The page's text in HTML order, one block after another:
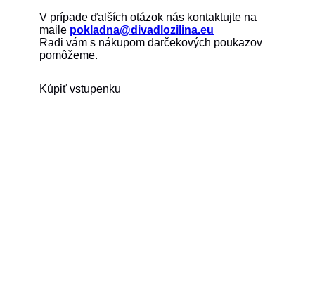
V prípade ďalších otázok nás kontaktujte na
maile pokladna@divadlozilina.eu
Radi vám s nákupom darčekových poukazov
pomôžeme.
Kúpiť vstupenku